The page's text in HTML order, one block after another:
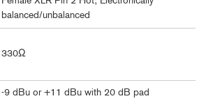
balanced/unbalanced
330Ω
-9 dBu or +11 dBu with 20 dB pad